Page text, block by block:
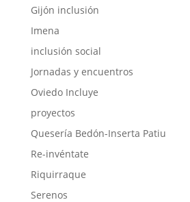
Gijón inclusión
Imena
inclusión social
Jornadas y encuentros
Oviedo Incluye
proyectos
Quesería Bedón-Inserta Patiu
Re-invéntate
Riquirraque
Serenos